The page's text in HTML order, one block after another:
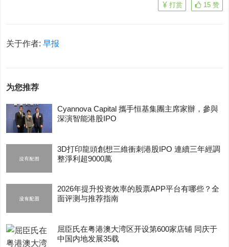
15 赞
打赏
关于作者:早报
为您推荐
Cyannova Capital 攜手恒基集團主席家辦，參與
深演智能港股IPO
3D打印龍頭創想三維衝刺港股IPO 連續三年經調
整淨利超9000萬
2026年提升投资效率的股票APP平台有哪些？全
面评测与推荐指南
屈臣氏在粤港澳大湾区开设第600家店铺 同庆于
中国内地发展35载